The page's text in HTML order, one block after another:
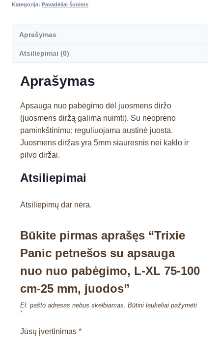
Kategorija: Pavadėliai šunims
Aprašymas
Atsiliepimai (0)
Aprašymas
Apsauga nuo pabėgimo dėl juosmens diržo
(juosmens diržą galima nuimti). Su neopreno
paminkštinimu; reguliuojama austinė juosta.
Juosmens diržas yra 5mm siauresnis nei kaklo ir
pilvo diržai.
Atsiliepimai
Atsiliepimų dar nėra.
Būkite pirmas aprašęs “Trixie
Panic petnešos su apsauga
nuo nuo pabėgimo, L-XL 75-100
cm-25 mm, juodos”
El. pašto adresas nebus skelbiamas. Būtini laukeliai pažymėti
*
Jūsų įvertinimas *